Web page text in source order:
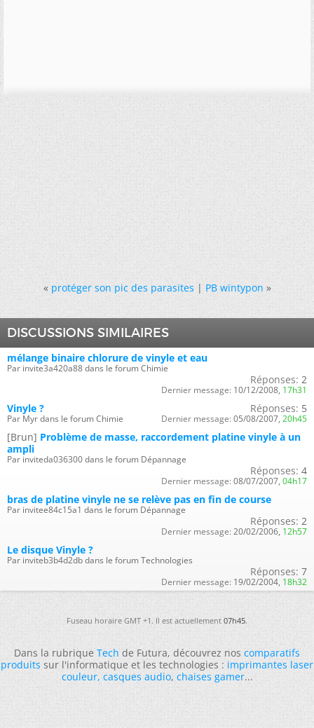
« protéger son pic des parasites| PB wintypon »
DISCUSSIONS SIMILAIRES
mélange binaire chlorure de vinyle et eau
Par invite3a420a88 dans le forum Chimie
Réponses: 2
Dernier message: 10/12/2008, 17h31
Vinyle ?
Par Myr dans le forum Chimie
Réponses: 5
Dernier message: 05/08/2007, 20h45
[Brun] Problème de masse, raccordement platine vinyle à un
ampli
Par inviteda036300 dans le forum Dépannage
Réponses: 4
Dernier message: 08/07/2007, 04h17
bras de platine vinyle ne se relève pas en fin de course
Par invitee84c15a1 dans le forum Dépannage
Réponses: 2
Dernier message: 20/02/2006, 12h57
Le disque Vinyle ?
Par inviteb3b4d2db dans le forum Technologies
Réponses: 7
Dernier message: 19/02/2004, 18h32
Fuseau horaire GMT +1. Il est actuellement07h45.
Dans la rubriqueTechde Futura, découvrez noscomparatifs
produitssur l'informatique et les technologies :imprimantes laser
couleur,casques audio,chaises gamer...